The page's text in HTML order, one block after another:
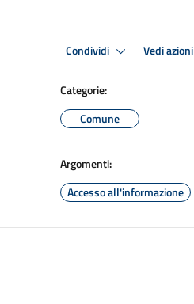
Condividi Vedi azioni
Categorie:
Comune
Argomenti:
Accesso all'informazione